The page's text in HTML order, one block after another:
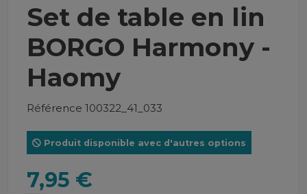
Set de table en lin
BORGO Harmony -
Haomy
Référence 100322_41_033
Produit disponible avec d'autres options
7,95 €